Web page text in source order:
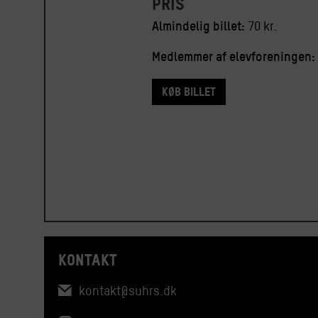
Almindelig billet: 70 kr.
Medlemmer af elevforeningen:
Køb billet
KONTAKT
kontakt@suhrs.dk